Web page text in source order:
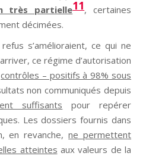
très partielle11, certaines
décimées.
s’amélioraient, ce qui ne
ce régime d’autorisation
contrôles – positifs à 98% sous
non communiqués depuis
suffisants pour repérer
Les dossiers fournis dans
en revanche,ne permettent
atteintes aux valeurs de la